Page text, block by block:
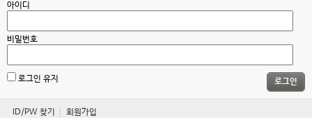
아이디
비밀번호
로그인 유지 로그인
ID/PW 찾기 회원가입